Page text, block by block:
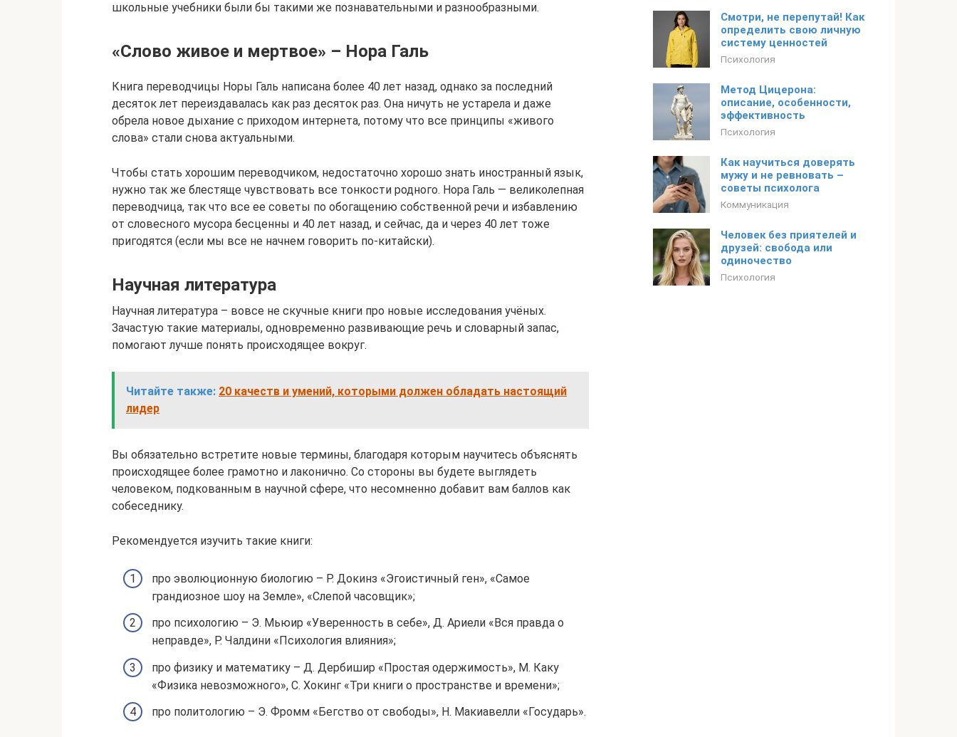
школьные учебники были бы такими же познавательными и разнообразными.
«Слово живое и мертвое» – Нора Галь
Книга переводчицы Норы Галь написана более 40 лет назад, однако за последний
десяток лет переиздавалась как раз десяток раз. Она ничуть не устарела и даже
обрела новое дыхание с приходом интернета, потому что все принципы «живого
слова» стали снова актуальными.
Чтобы стать хорошим переводчиком, недостаточно хорошо знать иностранный язык,
нужно так же блестяще чувствовать все тонкости родного. Нора Галь — великолепная
переводчица, так что все ее советы по обогащению собственной речи и избавлению
от словесного мусора бесценны и 40 лет назад, и сейчас, да и через 40 лет тоже
пригодятся (если мы все не начнем говорить по-китайски).
Научная литература
Научная литература – вовсе не скучные книги про новые исследования учёных.
Зачастую такие материалы, одновременно развивающие речь и словарный запас,
помогают лучше понять происходящее вокруг.
Читайте также: 20 качеств и умений, которыми должен обладать настоящий
лидер
Вы обязательно встретите новые термины, благодаря которым научитесь объяснять
происходящее более грамотно и лаконично. Со стороны вы будете выглядеть
человеком, подкованным в научной сфере, что несомненно добавит вам баллов как
собеседнику.
Рекомендуется изучить такие книги:
про эволюционную биологию – Р. Докинз «Эгоистичный ген», «Самое
грандиозное шоу на Земле», «Слепой часовщик»;
про психологию – Э. Мьюир «Уверенность в себе», Д. Ариели «Вся правда о
неправде», Р. Чалдини «Психология влияния»;
про физику и математику – Д. Дербишир «Простая одержимость», М. Каку
«Физика невозможного», С. Хокинг «Три книги о пространстве и времени»;
про политологию – Э. Фромм «Бегство от свободы», Н. Макиавелли «Государь».
Смотри, не перепутай! Как
определить свою личную
систему ценностей
Психология
Метод Цицерона:
описание, особенности,
эффективность
Психология
Как научиться доверять
мужу и не ревновать –
советы психолога
Коммуникация
Человек без приятелей и
друзей: свобода или
одиночество
Психология